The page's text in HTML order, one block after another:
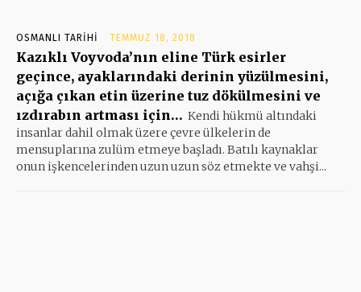
OSMANLI TARIHI TEMMUZ 18, 2018
Kazıklı Voyvoda’nın eline Türk esirler
geçince, ayaklarındaki derinin yüzülmesini,
açığa çıkan etin üzerine tuz dökülmesini ve
ızdırabın artması için… Kendi hükmü altındaki
insanlar dahil olmak üzere çevre ülkelerin de
mensuplarına zulüm etmeye başladı. Batılı kaynaklar
onun işkencelerinden uzun uzun söz etmekte ve vahşi...